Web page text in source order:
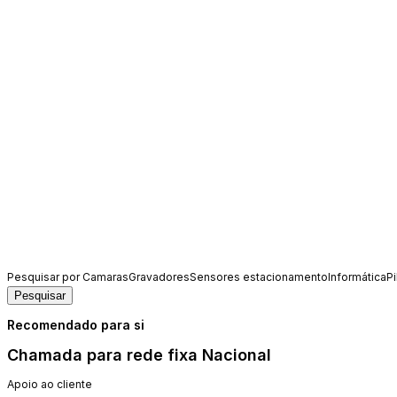
Pesquisar porCamarasGravadoresSensores estacionamentoInformática
Pesquisar
Recomendado para si
Chamada para rede fixa Nacional
Apoio ao cliente